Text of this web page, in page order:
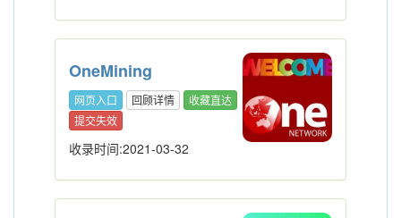
OneMining
网页入口 回顾详情
收藏直达
提交失效
收录时间:2021-03-32